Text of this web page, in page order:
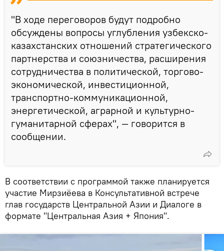
"В ходе переговоров будут подробно
обсуждены вопросы углубления узбекско-
казахстанских отношений стратегического
партнерства и союзничества, расширения
сотрудничества в политической, торгово-
экономической, инвестиционной,
транспортно-коммуникационной,
энергетической, аграрной и культурно-
гуманитарной сферах", — говорится в
сообщении.
В соответствии с программой также планируется
участие Мирзиёева в Консультативной встрече
глав государств Центральной Азии и Диалоге в
формате "Центральная Азия + Япония".